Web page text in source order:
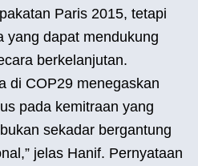
Paris 2015, tetapi
yang dapat mendukung
berkelanjutan.
di COP29 menegaskan
pada kemitraan yang
sekadar bergantung
jelas Hanif. Pernyataan